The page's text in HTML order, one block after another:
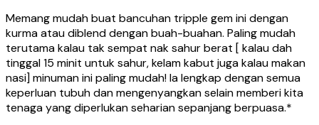
Memang mudah buat bancuhan tripple gem ini dengan
kurma atau diblend dengan buah-buahan. Paling mudah
terutama kalau tak sempat nak sahur berat [ kalau dah
tinggal 15 minit untuk sahur, kelam kabut juga kalau makan
nasi] minuman ini paling mudah! Ia lengkap dengan semua
keperluan tubuh dan mengenyangkan selain memberi kita
tenaga yang diperlukan seharian sepanjang berpuasa.*